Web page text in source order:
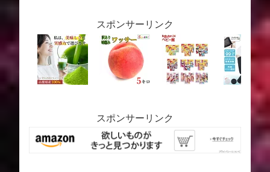
スポンサーリンク
スポンサーリンク